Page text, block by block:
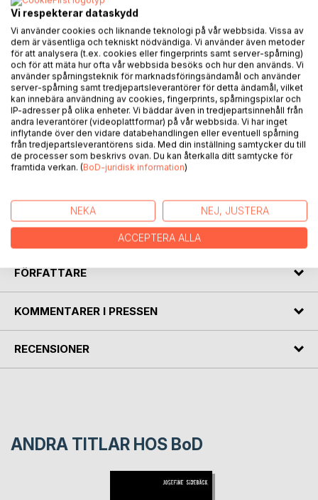
Boken beskriver författarens föräldrar från den kväll de
träffas en kväll till vid en dans där faders spelar dragspel, i
slutet på förrförra seklet. Och därefter deras flytt till
Norrbyn där fadern börjar en nästan livslång anställning.
Tretton barn föds. Flera av sönerna arbetar också på
sågen. Andra flyttar till Amerika.
De olika arbetsuppgifterna vid sågen beskrivs detaljerat,
liksom det hårda vardagslivet i övrigt. Fadern och fyra
söner rodde tidigt på morgonen från Norrbyn till sågen på
Norrbyskär och kom hem sent på kvällen, sex dagar i
veckan.
Författaren placerar vardagslivet på den lilla orten i den
stora sociala och ekonomiska förändring som på kort tid
omvandlade livet i Sverige - också denna familjs liv.
FÖRFATTARE
KOMMENTARER I PRESSEN
RECENSIONER
ANDRA TITLAR HOS BoD
Vi respekterar dataskydd
Vi använder cookies och liknande teknologi på vår webbsida. Vissa av
dem är väsentliga och tekniskt nödvändiga. Vi använder även metoder
för att analysera (t.ex. cookies eller fingerprints samt server-spårning)
och för att mäta hur ofta vår webbsida besöks och hur den används. Vi
använder spårningsteknik för marknadsföringsändamål och använder
server-spårning samt tredjepartsleverantörer för detta ändamål, vilket
kan innebära användning av cookies, fingerprints, spårningspixlar och
IP-adresser på olika enheter. Vi bäddar även in tredjepartsinnehåll från
andra leverantörer (videoplattformar) på vår webbsida. Vi har inget
inflytande över den vidare databehandlingen eller eventuell spårning
från tredjepartsleverantörens sida. Med din inställning samtycker du till
de processer som beskrivs ovan. Du kan återkalla ditt samtycke för
framtida verkan. (BoD-juridisk information)
NEKA NEJ, JUSTERA
ACCEPTERA ALLA